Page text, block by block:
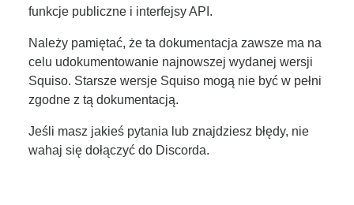
funkcje publiczne i interfejsy API.
Należy pamiętać, że ta dokumentacja zawsze ma na
celu udokumentowanie najnowszej wydanej wersji
Squiso. Starsze wersje Squiso mogą nie być w pełni
zgodne z tą dokumentacją.
Jeśli masz jakieś pytania lub znajdziesz błędy, nie
wahaj się dołączyć do Discorda.